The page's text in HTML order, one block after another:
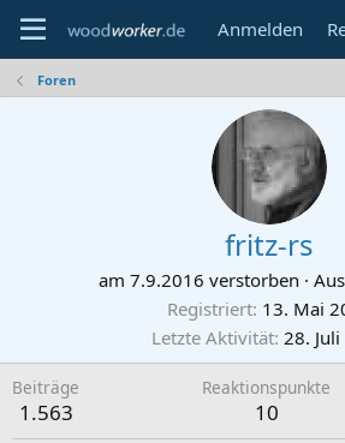
Anmelden
Foren
fritz-rs
am 7.9.2016 verstorben · Aus
Registriert 13. Mai
Letzte Aktivität 28.
Beiträge
1.563
Reaktionspunkte
10